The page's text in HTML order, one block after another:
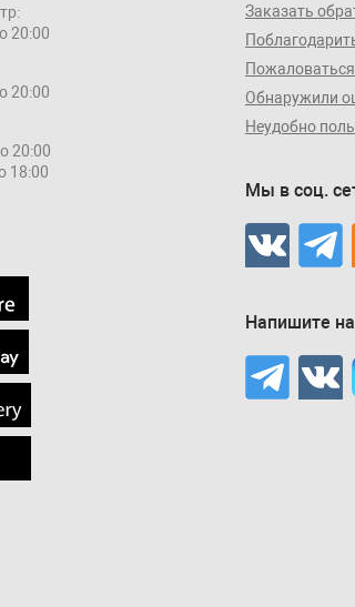
20:00
20:00
20:00
18:00
Заказать
Пожаловаться
Обнаружили
Неудобно
Мы в соц.
Напишите